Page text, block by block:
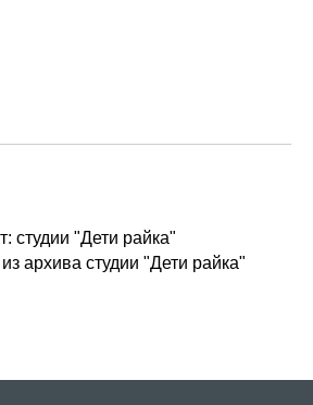
студии "Дети райка"
архива студии "Дети райка"